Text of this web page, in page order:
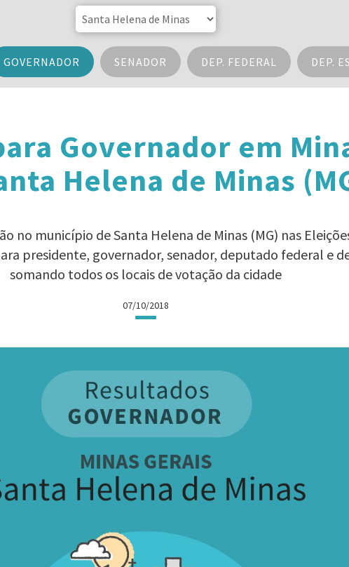
GOVERNADOR SENADOR DEP. FEDERAL DEP.
Governador em
Helena de Minas
no município de Santa Helena de Minas (MG) nas
presidente, governador, senador, deputado federal e
somando todos os locais de votação da cidade
07/10/2018